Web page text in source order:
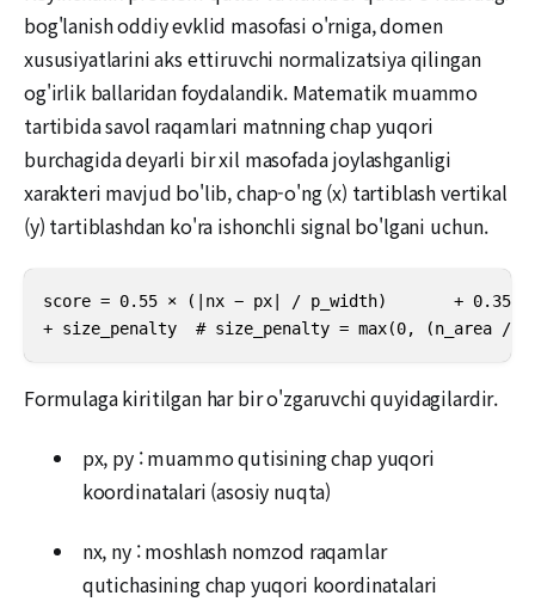
bog'lanish oddiy evklid masofasi o'rniga, domen
xususiyatlarini aks ettiruvchi normalizatsiya qilingan
og'irlik ballaridan foydalandik. Matematik muammo
tartibida savol raqamlari matnning chap yuqori
burchagida deyarli bir xil masofada joylashganligi
xarakteri mavjud bo'lib, chap-o'ng (x) tartiblash vertikal
(y) tartiblashdan ko'ra ishonchli signal bo'lgani uchun.
score = 0.55 × (|nx − px| / p_width)       +
+ size_penalty  # size_penalty = max(0, (n_area /
Formulaga kiritilgan har bir o'zgaruvchi quyidagilardir.
px, py : muammo qutisining chap yuqori
koordinatalari (asosiy nuqta)
nx, ny : moshlash nomzod raqamlar
qutichasining chap yuqori koordinatalari